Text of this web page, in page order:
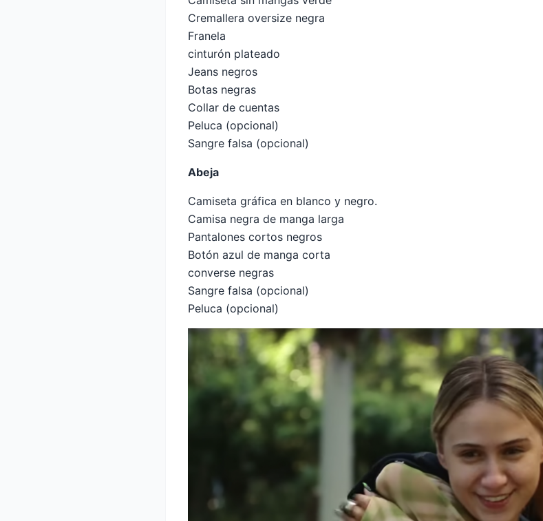
Cremallera oversize negra
Franela
cinturón plateado
Jeans negros
Botas negras
Collar de cuentas
Peluca (opcional)
Sangre falsa (opcional)
Abeja
Camiseta gráfica en blanco y negro.
Camisa negra de manga larga
Pantalones cortos negros
Botón azul de manga corta
converse negras
Sangre falsa (opcional)
Peluca (opcional)